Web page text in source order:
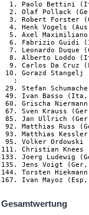
1. Paolo Bettini
2. Olaf Pollack
3. Robert Forster
4. Henk Vogels
5. Axel
6. Fabrizio Guidi
7. Leonardo Duque
8. Alberto Loddo
9. Carlos Da Cruz
10. Gorazd Stangelj
   :
29. Stefan
49. Ivan Basso (Ita,
60. Grischa
67. Sven Krauss
85. Jan Ullrich (Ger,
92. Matthias Russ
93. Matthias
95. Volker
111. Christian
133. Joerg Ludewig
135. Jens Voigt
144. Torsten
Gesamtwertung